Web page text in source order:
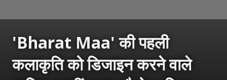
'Bharat Maa' की पहली
कलाकृति को डिजाइन करने वाले